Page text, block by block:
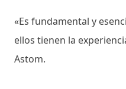
«Es fundamental y
ellos tienen la
Astom.